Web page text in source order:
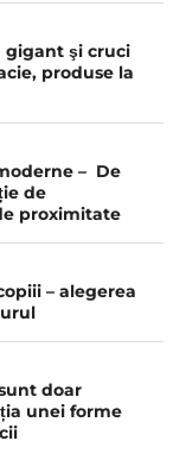
gigant şi cruci
produse la
– De
de
proximitate
– alegerea
doar
unei forme